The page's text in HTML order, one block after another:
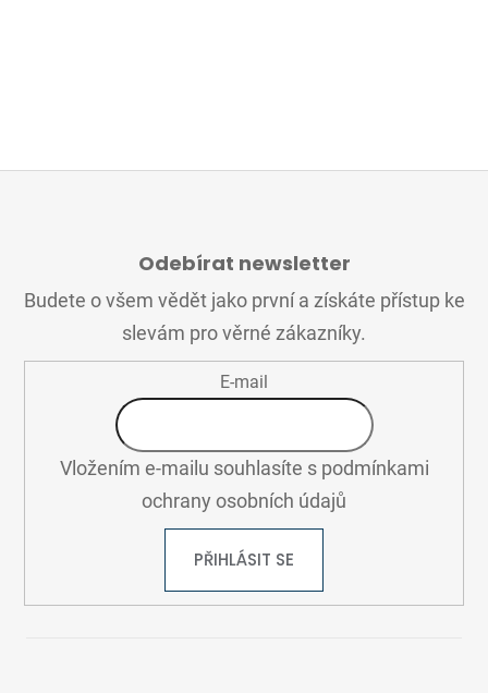
Odebírat newsletter
Budete o všem vědět jako první a získáte přístup ke
slevám pro věrné zákazníky.
E-mail
Vložením e-mailu souhlasíte s podmínkami
ochrany osobních údajů
PŘIHLÁSIT SE